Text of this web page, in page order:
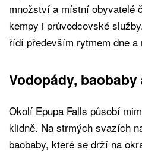
množství a místní obyvatelé
kempy i průvodcovské
řídí především rytmem dne a
Vodopády,
Okolí Epupa Falls působí
klidně. Na strmých svazích
baobaby, které se drží na